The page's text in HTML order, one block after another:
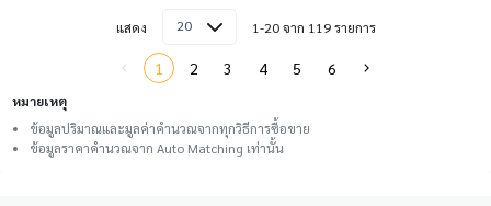
แสดง 20 1-20 จาก 119 รายการ
1 2 3 4 5 6
หมายเหตุ
ข้อมูลปริมาณและมูลค่าคำนวณจากทุกวิธีการซื้อขาย
ข้อมูลราคาคำนวณจาก Auto Matching เท่านั้น